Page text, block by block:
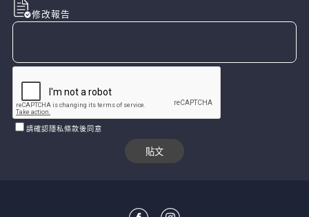
修改報告
請確認隱私條款後同意